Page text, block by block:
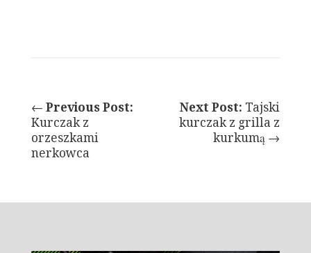
Next Post: Tajski
kurczak z grilla z
kurkumą →
← Previous Post:
Kurczak z
orzeszkami
nerkowca